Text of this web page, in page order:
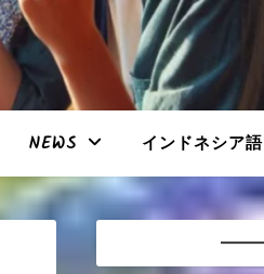
NEWS インドネシア語